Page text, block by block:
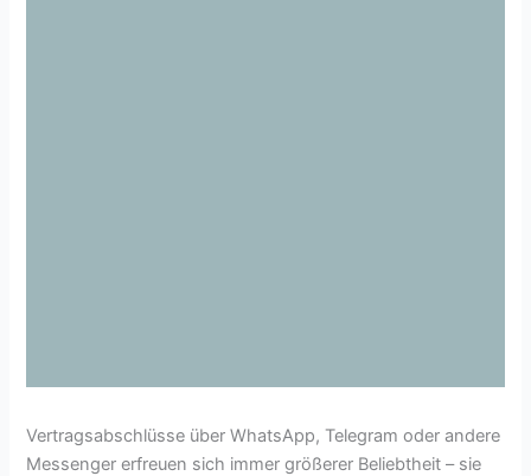
Vertragsabschlüsse über WhatsApp, Telegram oder andere
Messenger erfreuen sich immer größerer Beliebtheit – sie